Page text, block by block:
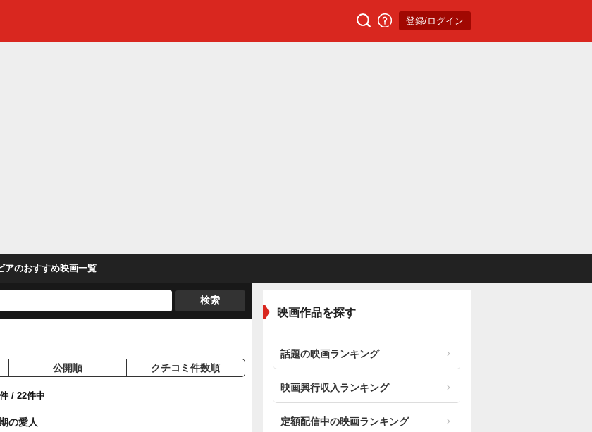
登録/ログイン
アのおすすめ映画一覧
検索
公開順 クチコミ件数順
/ 22件中
の愛人
映画作品を探す
話題の映画ランキング
映画興行収入ランキング
定額配信中の映画ランキング